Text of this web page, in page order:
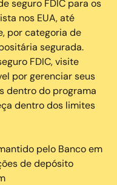
seguro FDIC para os
nos EUA, até
por categoria de
segurada.
FDIC, visite
por gerenciar seus
dentro do programa
dentro dos limites
pelo Banco em
de depósito